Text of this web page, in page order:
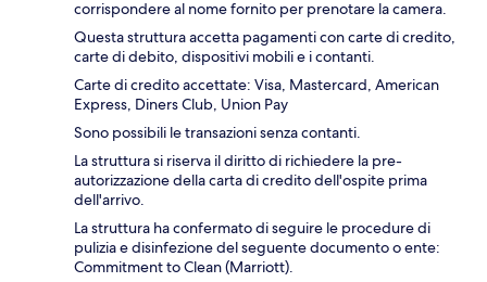
corrispondere al nome fornito per prenotare la camera.
Questa struttura accetta pagamenti con carte di credito,
carte di debito, dispositivi mobili e i contanti.
Carte di credito accettate: Visa, Mastercard, American
Express, Diners Club, Union Pay
Sono possibili le transazioni senza contanti.
La struttura si riserva il diritto di richiedere la pre-
autorizzazione della carta di credito dell'ospite prima
dell'arrivo.
La struttura ha confermato di seguire le procedure di
pulizia e disinfezione del seguente documento o ente:
Commitment to Clean (Marriott).